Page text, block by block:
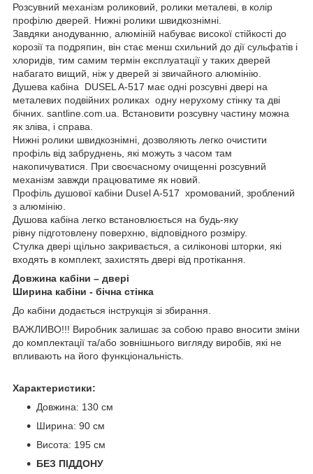
Розсувний механізм роликовий, ролики металеві, в колір
профілю дверей. Нижні ролики швидкознімні.
Завдяки анодуванню, алюміній набуває високої стійкості до
корозії та подряпин, він стає менш схильний до дії сульфатів і
хлоридів, тим самим термін експлуатації у таких дверей
набагато вищий, ніж у дверей зі звичайного алюмінію.
Душева кабіна DUSEL A-517 має одні розсувні двері на
металевих подвійних роликах одну нерухому стінку та дві
бічних. santline.com.ua. Встановити розсувну частину можна
як зліва, і справа.
Нижні ролики швидкознімні, дозволяють легко очистити
профіль від забруднень, які можуть з часом там
накопичуватися. При своєчасному очищенні розсувний
механізм завжди працюватиме як новий.
Профіль душової кабіни Dusel A-517 хромований, зроблений
з алюмінію.
Душова кабіна легко встановлюється на будь-яку
рівну підготовлену поверхню, відповідного розміру.
Стулка двері щільно закривається, а силіконові шторки, які
входять в комплект, захистять двері від протікання.
Довжина кабіни – двері
Ширина кабіни - бічна стінка
До кабіни додається інструкція зі збирання.
ВАЖЛИВО!!! Виробник залишає за собою право вносити зміни
до комплектації та/або зовнішнього вигляду виробів, які не
впливають на його функціональність.
Характеристики:
Довжина: 130 см
Ширина: 90 см
Висота: 195 см
БЕЗ ПІДДОНУ